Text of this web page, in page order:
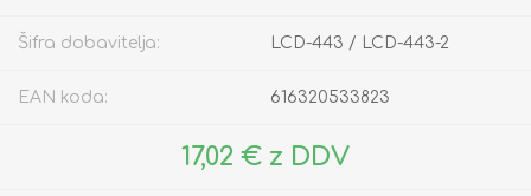
Šifra dobavitelja: LCD-443 / LCD-443-2
EAN koda: 616320533823
17,02 € z DDV